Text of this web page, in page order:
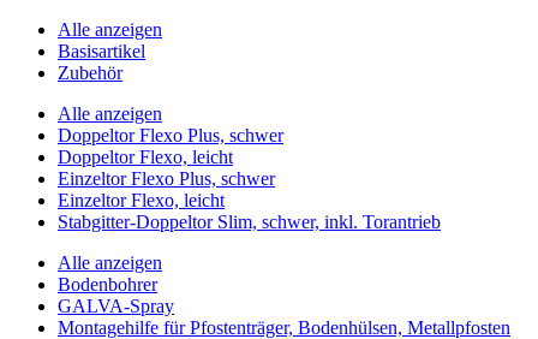
Alle anzeigen
Basisartikel
Zubehör
Alle anzeigen
Doppeltor Flexo Plus, schwer
Doppeltor Flexo, leicht
Einzeltor Flexo Plus, schwer
Einzeltor Flexo, leicht
Stabgitter-Doppeltor Slim, schwer, inkl. Torantrieb
Alle anzeigen
Bodenbohrer
GALVA-Spray
Montagehilfe für Pfostenträger, Bodenhülsen, Metallpfosten